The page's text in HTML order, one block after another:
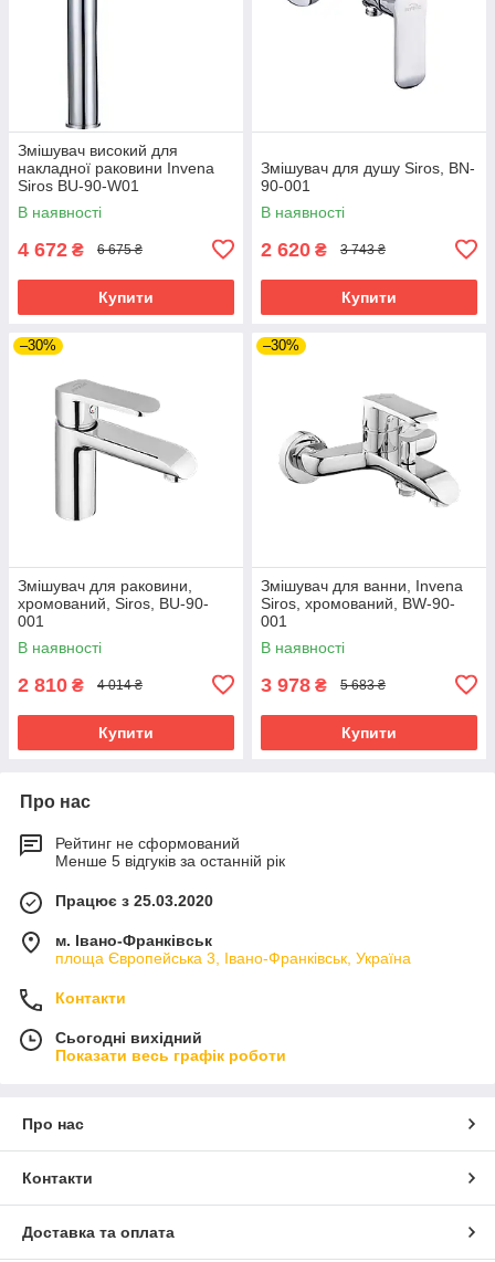
Змішувач високий для
накладної раковини Invena
Siros BU-90-W01
В наявності
4 672 ₴ 6 675 ₴
Купити
Змішувач для душу Siros, BN-
90-001
В наявності
2 620 ₴ 3 743 ₴
Купити
–30%
Змішувач для раковини,
хромований, Siros, BU-90-
001
В наявності
2 810 ₴ 4 014 ₴
Купити
–30%
Змішувач для ванни, Invena
Siros, хромований, BW-90-
001
В наявності
3 978 ₴ 5 683 ₴
Купити
Про нас
Рейтинг не сформований
Менше 5 відгуків за останній рік
Працює з 25.03.2020
м. Івано-Франківськ
площа Європейська 3, Івано-Франківськ, Україна
Контакти
Сьогодні вихідний
Показати весь графік роботи
Про нас
Контакти
Доставка та оплата